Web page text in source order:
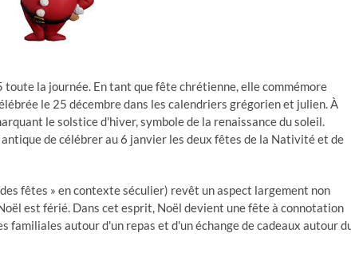
la journée. En tant que fête chrétienne, elle commémore
le 25 décembre dans les calendriers grégorien et julien. À
le solstice d'hiver, symbole de la renaissance du soleil.
de célébrer au 6 janvier les deux fêtes de la Nativité et de
fêtes » en contexte séculier) revêt un aspect largement non
est férié. Dans cet esprit, Noël devient une fête à connotation
autour d'un repas et d'un échange de cadeaux autour